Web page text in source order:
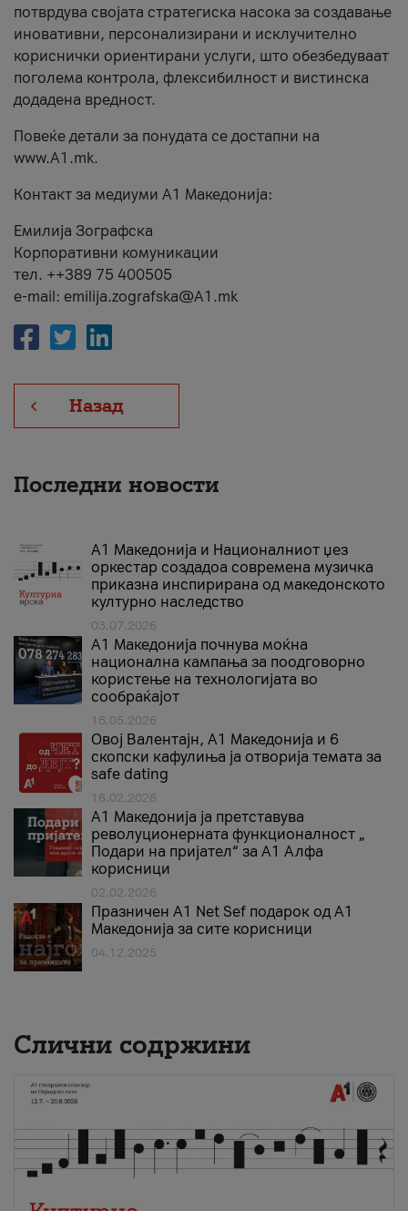
потврдува својата стратегиска насока за создавање
иновативни, персонализирани и исклучително
кориснички ориентирани услуги, што обезбедуваат
поголема контрола, флексибилност и вистинска
додадена вредност.
Повеќе детали за понудата се достапни на
www.А1.mk.
Контакт за медиуми А1 Македонија:
Емилија Зографска
Корпоративни комуникации
тел. ++389 75 400505
e-mail: emilija.zografska@A1.mk
Назад
Последни новости
А1 Македонија и Националниот џез
оркестар создадоа современа музичка
приказна инспирирана од македонското
културно наследство
03.07.2026
A1 Македонија почнува моќна
национална кампања за поодговорно
користење на технологијата во
сообраќајот
18.05.2026
Овој Валентајн, A1 Македонија и 6
скопски кафулиња ја отворија темата за
safe dating
16.02.2026
А1 Македонија ја претставува
револуционерната функционалност „
Подари на пријател“ за А1 Алфа
корисници
02.02.2026
Празничен A1 Net Sеf подарок од А1
Македонија за сите корисници
04.12.2025
Слични содржини